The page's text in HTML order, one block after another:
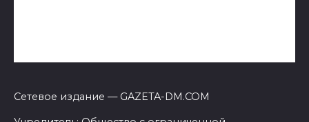
Сетевое издание — GAZETA-DM.COM